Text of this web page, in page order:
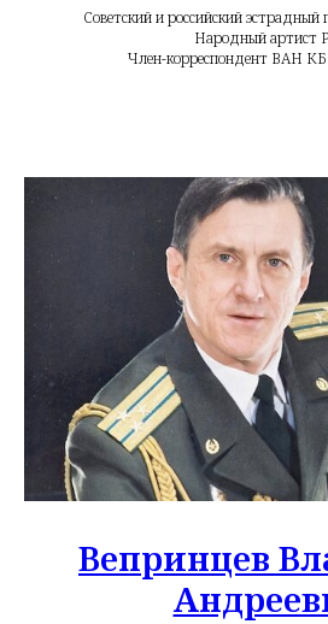
Советский и российский эстрадный
Народный артист
Член-корреспондент ВАН КБ
Вепринцев